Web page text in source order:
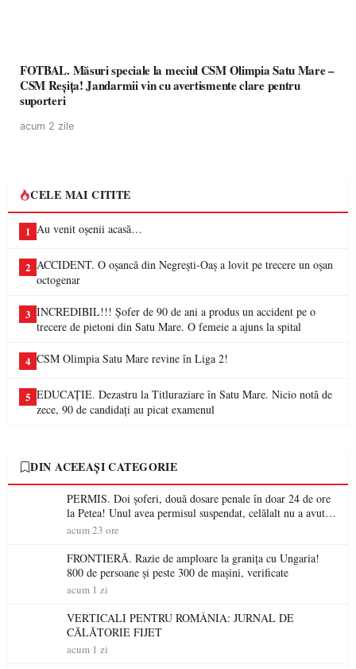
FOTBAL. Măsuri speciale la meciul CSM Olimpia Satu Mare –
CSM Reșița! Jandarmii vin cu avertismente clare pentru
suporteri
acum 2 zile
CELE MAI CITITE
1 Au venit oșenii acasă…
2 ACCIDENT. O oșancă din Negrești-Oaș a lovit pe trecere un oșan
octogenar
3 INCREDIBIL!!! Șofer de 90 de ani a produs un accident pe o
trecere de pietoni din Satu Mare. O femeie a ajuns la spital
4 CSM Olimpia Satu Mare revine în Liga 2!
5 EDUCAȚIE. Dezastru la Titluraziare în Satu Mare. Nicio notă de
zece, 90 de candidați au picat examenul
DIN ACEEAȘI CATEGORIE
PERMIS. Doi șoferi, două dosare penale în doar 24 de ore
la Petea! Unul avea permisul suspendat, celălalt nu a avut
niciodată permis
acum 23 ore
FRONTIERĂ. Razie de amploare la granița cu Ungaria!
800 de persoane și peste 300 de mașini, verificate
acum 1 zi
VERTICALI PENTRU ROMÂNIA: JURNAL DE
CĂLĂTORIE FIJET
acum 1 zi